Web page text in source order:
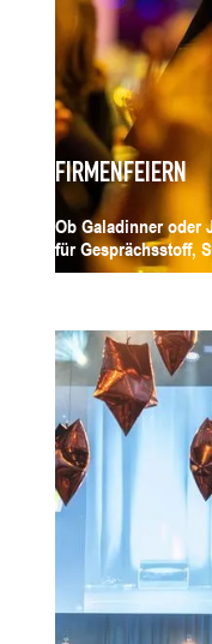
FIRMENFEIERN
Ob Galadinner oder
für Gesprächsstoff,